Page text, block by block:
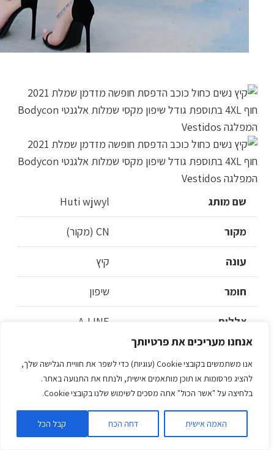
אנחנו מעריכים את פרטיותך
אנו משתמשים בקובצי Cookie (עוגיות) כדי לשפר את חוויית הגלישה שלך,
להציג פרסומות או תוכן מותאמים אישית, ולנתח את התנועה באתר.
בלחיצה על "אשר הכול" אתה מסכים לשימוש שלנו בקובצי Cookie.
האמה אישית דחה הכח קבל הכל
שם מותג Huti wjwyl
מקור CN (מקור)
עונה קיץ
חומר שיפון
צללית A-LINE
מספר דגם 772
מחשוף V-צוואר
אורך שרוול (סנטימטר) קצר